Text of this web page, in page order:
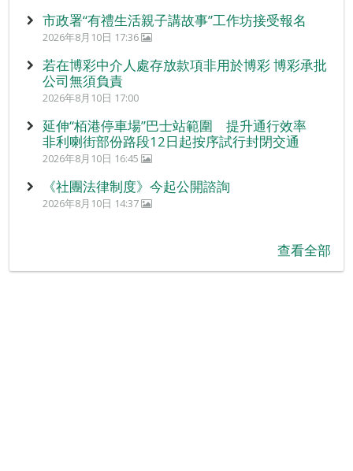
市政署“有禮生活親子講故事”工作坊接受報名
2026年8月10日 17:36
若在博彩中介人處存放款項非用於博彩 博彩承批
公司無須負責
2026年8月10日 17:00
延伸“栢港停車場”巴士站範圍 提升通行效率
非利喇街部份路段12日起按序試行封閉交通
2026年8月10日 16:45
《社團法律制度》今起公開諮詢
2026年8月10日 14:37
查看全部